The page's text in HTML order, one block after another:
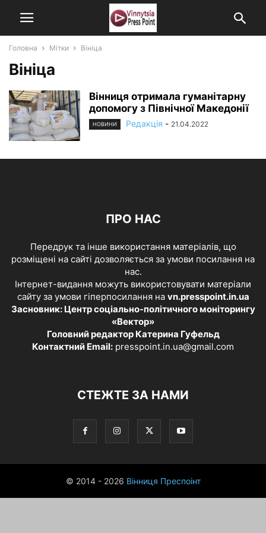
Головна Мітки Вініца
Вініца
Вінниця отримала гуманітарну
допомогу з Північної Македонії
НОВИНИ Редакція - 21.04.2022
ПРО НАС
Передрук та інше використання матеріалів, що
розміщені на сайті дозволяється за умови посилання на
нас.
Інтернет-видання можуть використовувати матеріали
сайту за умови гіперпосилання на vn.presspoint.in.ua
Засновник: Центр соціально-політичного моніторингу
«Вектор»
Головний редактор Катерина Гуфельд
Контактний Email: presspoint.in.ua@gmail.com
СТЕЖТЕ ЗА НАМИ
© 2014 - 2026 Вінниця Преспоінт